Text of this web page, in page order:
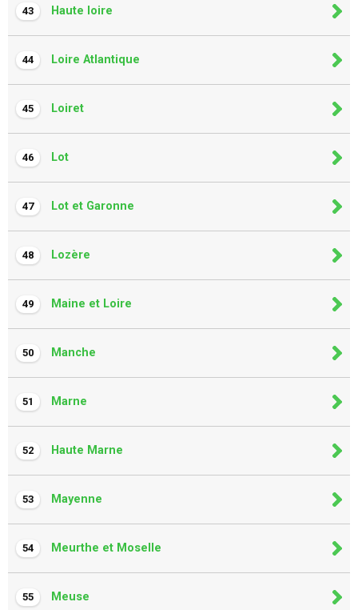
43 Haute loire
44 Loire Atlantique
45 Loiret
46 Lot
47 Lot et Garonne
48 Lozère
49 Maine et Loire
50 Manche
51 Marne
52 Haute Marne
53 Mayenne
54 Meurthe et Moselle
55 Meuse